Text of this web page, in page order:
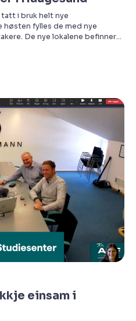
tatt i bruk helt nye
høsten fylles de med nye
De nye lokalene befinner
våre eksisterende
einsam i